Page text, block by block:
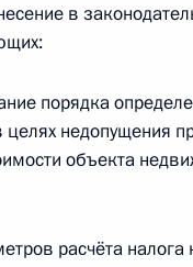
для городов
19:30
Указ «О
задачах
в
порядка
недопущения
объекта
расчёта